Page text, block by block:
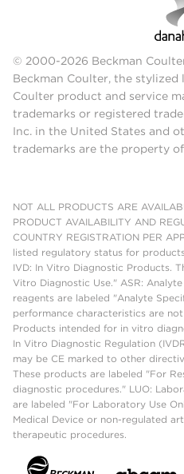
© 2000-2026 Beckman
Beckman Coulter, the stylized
Coulter product and service
trademarks or registered
Inc. in the United States and
trademarks are the property
NOT ALL PRODUCTS ARE
PRODUCT AVAILABILITY AND
COUNTRY REGISTRATION PER
listed regulatory status for
IVD: In Vitro Diagnostic Products.
Vitro Diagnostic Use." ASR:
reagents are labeled "Analyte
performance characteristics are not
Products intended for in vitro
In Vitro Diagnostic Regulation
may be CE marked to other
These products are labeled "For
diagnostic procedures." LUO:
are labeled "For Laboratory Use
Medical Device or non-regulated
therapeutic procedures.